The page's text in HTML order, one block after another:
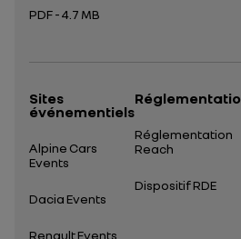
PDF - 4.7 MB
Sites
événementiels
Alpine Cars
Events
Dacia Events
Renault Events
Réglementation
Reach
Dispositif RDE